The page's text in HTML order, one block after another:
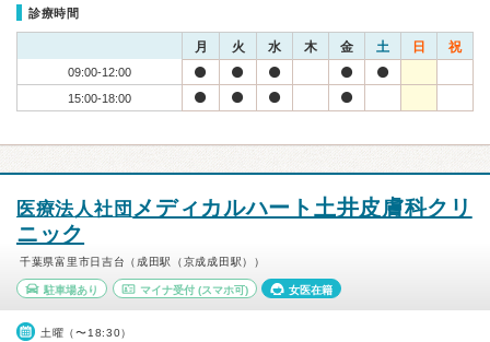
診療時間
月 火 水 木 金 土 日 祝
09:00-12:00
15:00-18:00
医療法人社団 メディカルハート土井皮膚科クリ
ニック
千葉県富里市日吉台（成田駅（京成成田駅））
駐車場あり マイナ受付(スマホ可) 女医在籍
土曜（〜18:30）